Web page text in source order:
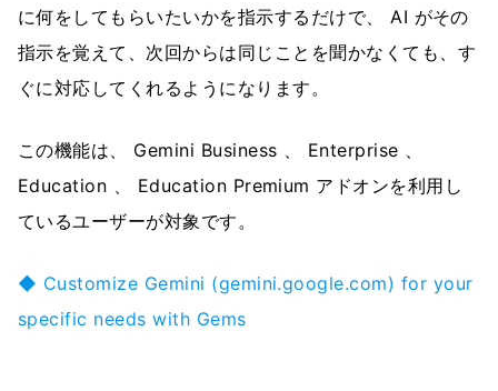
に何をしてもらいたいかを指示するだけで、 AI がその
指示を覚えて、次回からは同じことを聞かなくても、す
ぐに対応してくれるようになります。
この機能は、 Gemini Business 、 Enterprise 、
Education 、 Education Premium アドオンを利用し
ているユーザーが対象です。
◆ Customize Gemini (gemini.google.com) for your
specific needs with Gems